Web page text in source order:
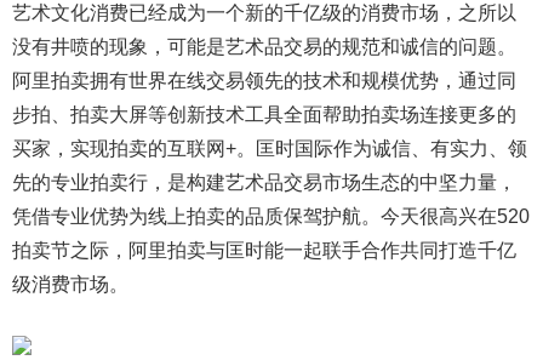
艺术文化消费已经成为一个新的千亿级的消费市场，之所以
没有井喷的现象，可能是艺术品交易的规范和诚信的问题。
阿里拍卖拥有世界在线交易领先的技术和规模优势，通过同
步拍、拍卖大屏等创新技术工具全面帮助拍卖场连接更多的
买家，实现拍卖的互联网+。匡时国际作为诚信、有实力、领
先的专业拍卖行，是构建艺术品交易市场生态的中坚力量，
凭借专业优势为线上拍卖的品质保驾护航。今天很高兴在520
拍卖节之际，阿里拍卖与匡时能一起联手合作共同打造千亿
级消费市场。